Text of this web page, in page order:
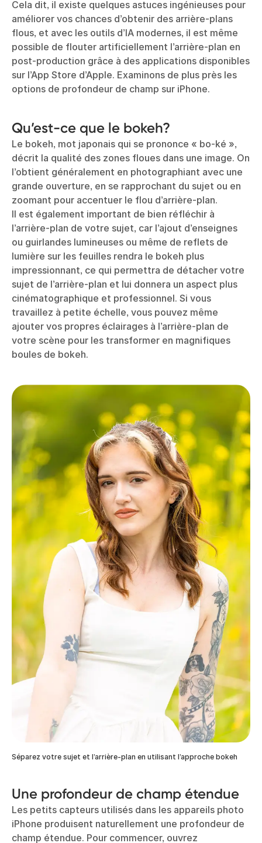
Cela dit, il existe quelques astuces ingénieuses pour
améliorer vos chances d’obtenir des arrière-plans
flous, et avec les outils d’IA modernes, il est même
possible de flouter artificiellement l’arrière-plan en
post-production grâce à des applications disponibles
sur l’App Store d’Apple. Examinons de plus près les
options de profondeur de champ sur iPhone.
Qu’est-ce que le bokeh?
Le bokeh, mot japonais qui se prononce « bo-ké »,
décrit la qualité des zones floues dans une image. On
l’obtient généralement en photographiant avec une
grande ouverture, en se rapprochant du sujet ou en
zoomant pour accentuer le flou d’arrière-plan.
Il est également important de bien réfléchir à
l’arrière-plan de votre sujet, car l’ajout d’enseignes
ou guirlandes lumineuses ou même de reflets de
lumière sur les feuilles rendra le bokeh plus
impressionnant, ce qui permettra de détacher votre
sujet de l’arrière-plan et lui donnera un aspect plus
cinématographique et professionnel. Si vous
travaillez à petite échelle, vous pouvez même
ajouter vos propres éclairages à l’arrière-plan de
votre scène pour les transformer en magnifiques
boules de bokeh.
Séparez votre sujet et l’arrière-plan en utilisant l’approche bokeh
Une profondeur de champ étendue
Les petits capteurs utilisés dans les appareils photo
iPhone produisent naturellement une profondeur de
champ étendue. Pour commencer, ouvrez